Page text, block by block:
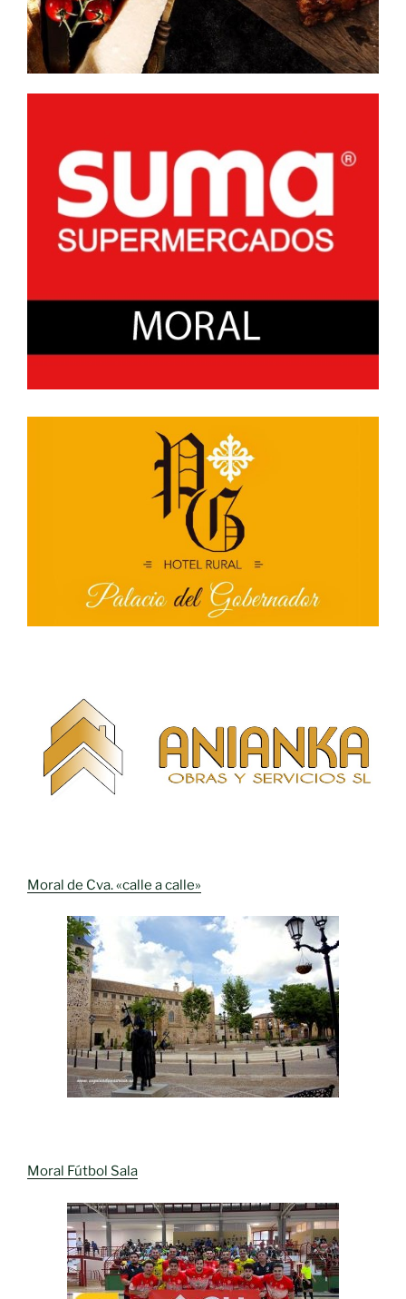
Moral de Cva. «calle a calle»
Moral Fútbol Sala